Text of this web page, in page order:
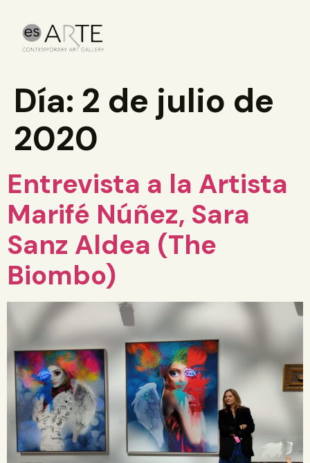
Día: 2 de julio de
2020
Entrevista a la Artista
Marifé Núñez, Sara
Sanz Aldea (The
Biombo)